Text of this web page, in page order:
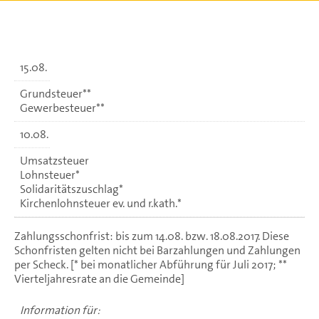
15.08.
Grundsteuer**
Gewerbesteuer**
10.08.
Umsatzsteuer
Lohnsteuer*
Solidaritätszuschlag*
Kirchenlohnsteuer ev. und r.kath.*
Zahlungsschonfrist: bis zum 14.08. bzw. 18.08.2017. Diese
Schonfristen gelten nicht bei Barzahlungen und Zahlungen
per Scheck. [* bei monatlicher Abführung für Juli 2017; **
Vierteljahresrate an die Gemeinde]
Information für: